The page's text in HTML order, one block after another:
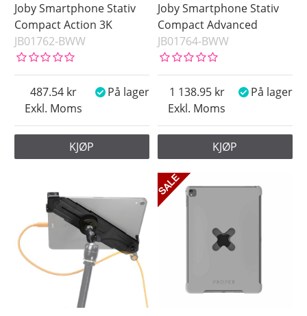
Joby Smartphone Stativ
Compact Action 3K
JB01762-BWW
Exkl. Moms
487.54 På lager
KJØP
Joby Smartphone Stativ
Compact Advanced
JB01764-BWW
Exkl. Moms
1 138.95 På lager
KJØP